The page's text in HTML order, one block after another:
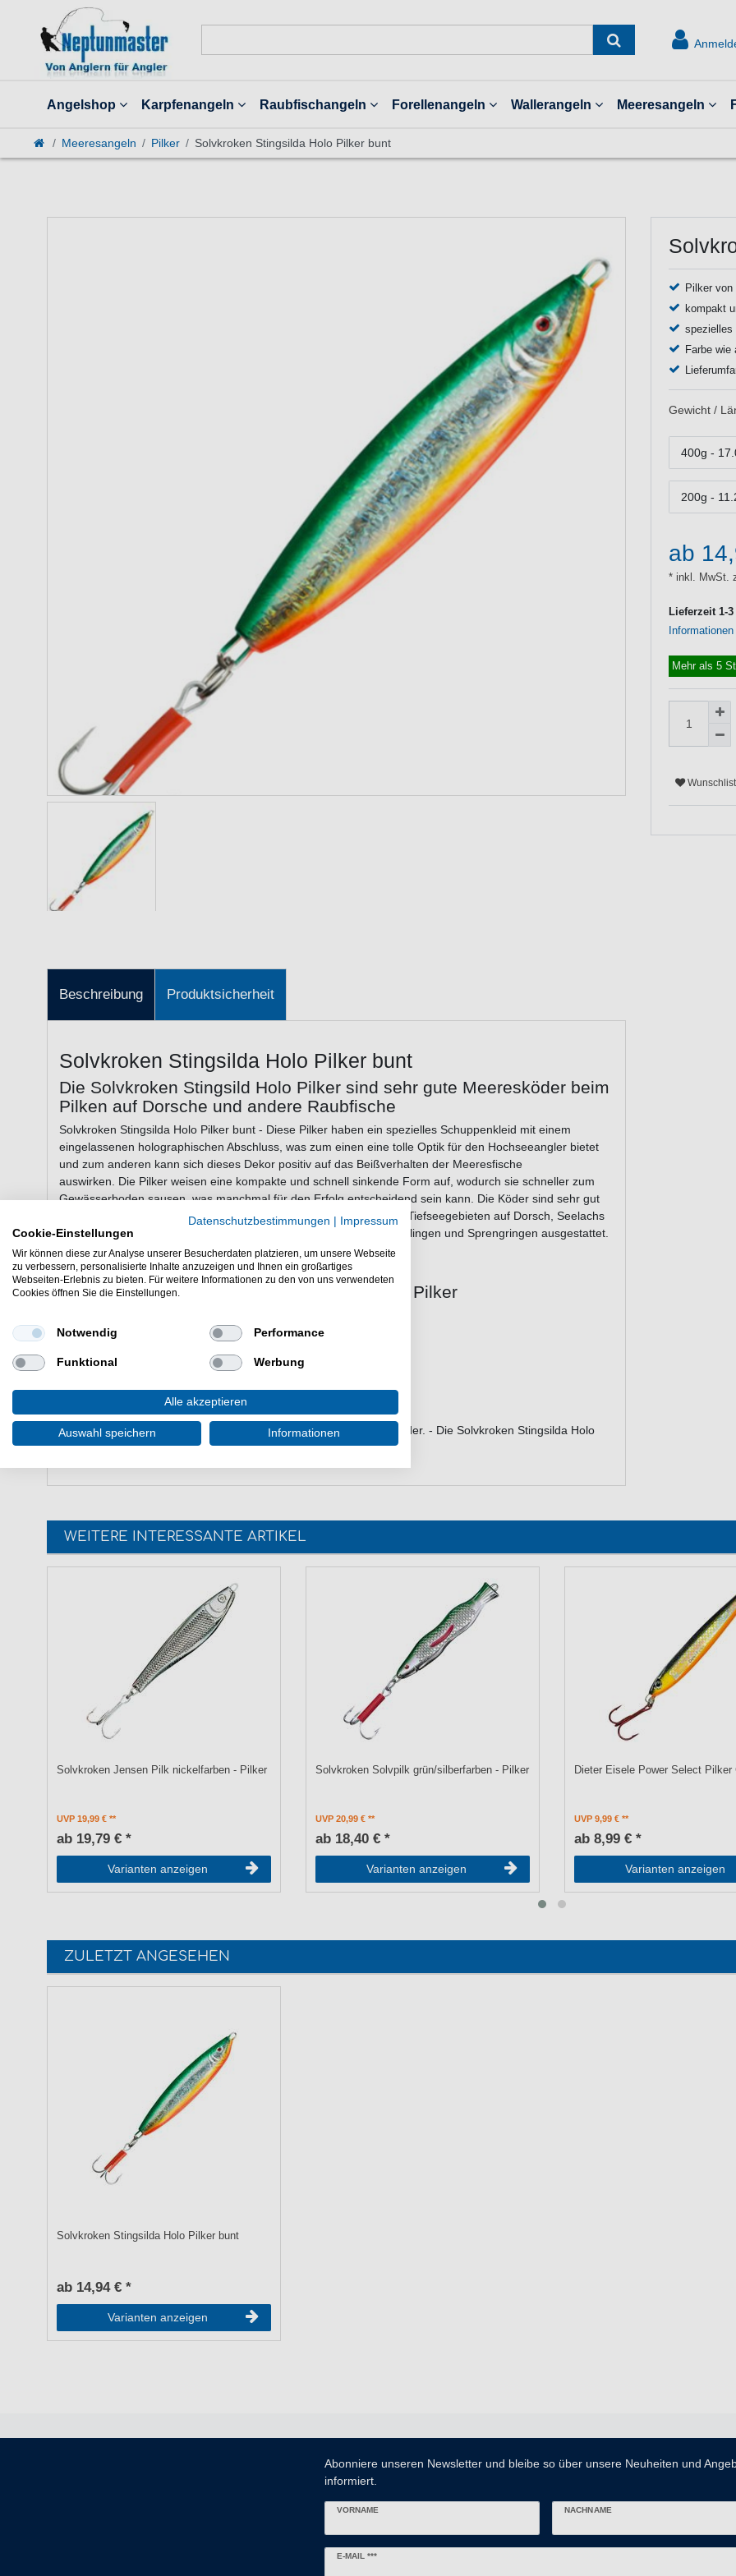
Angelshop Karpfenangeln Raubfischangeln Forellenangeln Wallerangeln Meeresangeln
Meeresangeln Pilker Solvkroken Stingsilda Holo Pilker bunt
Pilker
kompakt
spezielles
Farbe wie
Gewicht /
400g -
200g -
ab
* inkl. MwSt.
Lieferzeit 1-
Mehr als 5
Beschreibung Produktsicherheit
Solvkroken Stingsilda Holo Pilker bunt
Die Solvkroken Stingsild Holo Pilker sind sehr gute Meeresköder beim
Pilken auf Dorsche und andere Raubfische
Solvkroken Stingsilda Holo Pilker bunt - Diese Pilker haben ein spezielles Schuppenkleid mit einem
eingelassenen holographischen Abschluss, was zum einen eine tolle Optik für den Hochseeangler bietet
und zum anderen kann sich dieses Dekor positiv auf das Beißverhalten der Meeresfische
auswirken. Die Pilker weisen eine kompakte und schnell sinkende Form auf, wodurch sie schneller zum
Gewässerboden sausen, was manchmal für den Erfolg entscheidend sein kann. Die Köder sind sehr gut
für das Meeresfischen vom Boot in Norwegen, Island und anderen Tiefseegebieten auf Dorsch, Seelachs
und andere Meeresfische geeignet. Die Pilker sind mit robusten Drillingen und Sprengringen ausgestattet.
Eigenschaften der Solvkroken Stingsild Holo Pilker
kompakt und schnell sinkend
holographische Optik
Lieferumfang: 1 Pilker in gewählter Größe
Die Solvkroken Stingsilda Holo Pilker bunt sind sehr gute Dorschköder. - Die Solvkroken Stingsilda Holo
Pilker sind sehr gut beim Meeresfischen in Norwegen.
WEITERE INTERESSANTE ARTIKEL
Solvkroken Jensen Pilk nickelfarben - Pilker
UVP 19,99 €
ab 19,79 € *
Varianten anzeigen
Solvkroken Solvpilk grün/silberfarben - Pilker
UVP 20,99 €
ab 18,40 € *
Varianten anzeigen
Dieter Eisele Power Select Pilker
UVP 9,99 €
ab 8,99 € *
Varianten anzeigen
ZULETZT ANGESEHEN
Solvkroken Stingsilda Holo Pilker bunt
ab 14,94 € *
Varianten anzeigen
Abonniere unseren Newsletter und bleibe so über unsere Neuheiten und
informiert.
VORNAME NACHNAME
E-MAIL ***
Newsletter
Datenschutzbestimmungen | Impressum
Cookie-Einstellungen
Wir können diese zur Analyse unserer Besucherdaten platzieren, um unsere Webseite
zu verbessern, personalisierte Inhalte anzuzeigen und Ihnen ein großartiges
Webseiten-Erlebnis zu bieten. Für weitere Informationen zu den von uns verwendeten
Cookies öffnen Sie die Einstellungen.
Notwendig Performance
Funktional Werbung
Alle akzeptieren
Auswahl speichern Informationen